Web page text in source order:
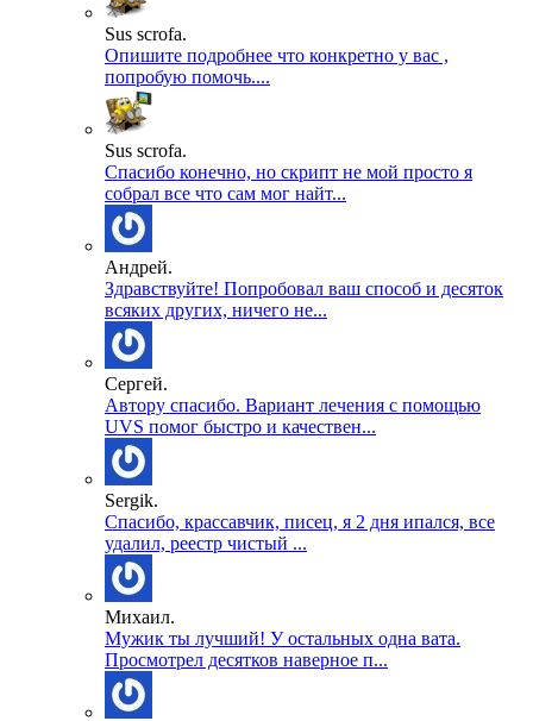
Sus scrofa.
Опишите подробнее что конкретно у вас ,
попробую помочь....
Sus scrofa.
Спасибо конечно, но скрипт не мой просто я
собрал все что сам мог найт...
Андрей.
Здравствуйте! Попробовал ваш способ и десяток
всяких других, ничего не...
Сергей.
Автору спасибо. Вариант лечения с помощью
UVS помог быстро и качествен...
Sergik.
Спасибо, крассавчик, писец, я 2 дня ипался, все
удалил, реестр чистый ...
Михаил.
Мужик ты лучший! У остальных одна вата.
Просмотрел десятков наверное п...